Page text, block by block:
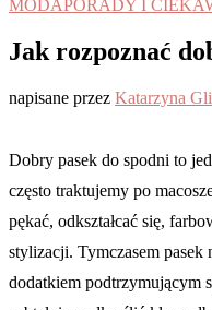
MODAPORADY I
Jak rozpoznać
napisane przez Katarzyna
Dobry pasek do spodni to
często traktujemy po
pękać, odkształcać się,
stylizacji. Tymczasem pasek
dodatkiem podtrzymującym